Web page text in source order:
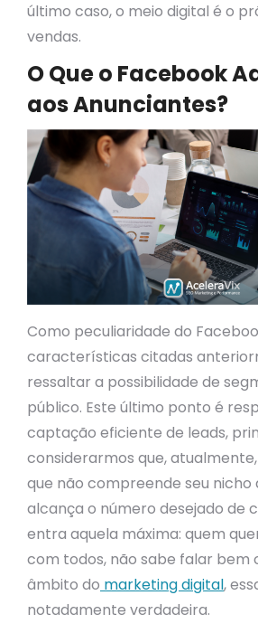
último caso, o meio digital é o
vendas.
O Que o Facebook
aos Anunciantes?
Como peculiaridade do
características citadas
ressaltar a possibilidade de
público. Este último ponto é
captação eficiente de leads,
considerarmos que,
que não compreende seu
alcança o número desejado de
entra aquela máxima: quem
com todos, não sabe falar bem
âmbito do marketing digital,
notadamente verdadeira.